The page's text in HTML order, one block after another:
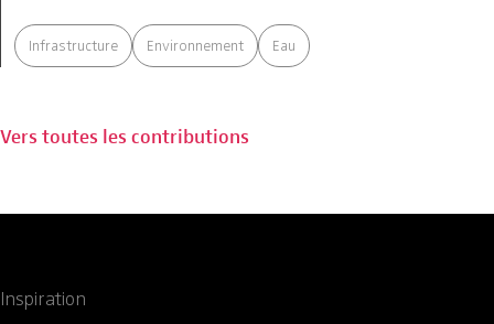
Infrastructure Environnement Eau
Vers toutes les contributions
Inspiration